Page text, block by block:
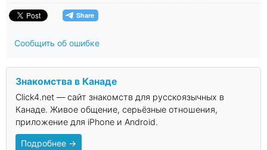
Сообщить об ошибке
Знакомства в Канаде
Click4.net — сайт знакомств для русскоязычных в
Канаде. Живое общение, серьёзные отношения,
приложение для iPhone и Android.
Подробнее →